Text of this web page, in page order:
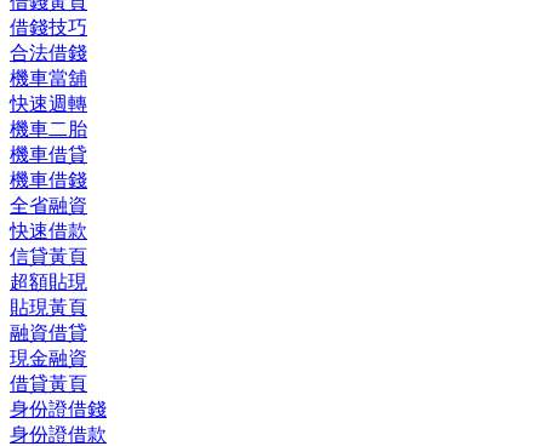
借錢技巧
合法借錢
機車當舖
快速週轉
機車二胎
機車借貸
機車借錢
全省融資
快速借款
信貸黃頁
超額貼現
貼現黃頁
融資借貸
現金融資
借貸黃頁
身份證借錢
身份證借款